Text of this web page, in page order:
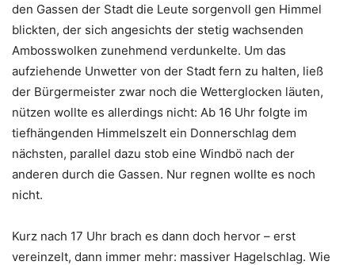
den Gassen der Stadt die Leute sorgenvoll gen Himmel
blickten, der sich angesichts der stetig wachsenden
Ambosswolken zunehmend verdunkelte. Um das
aufziehende Unwetter von der Stadt fern zu halten, ließ
der Bürgermeister zwar noch die Wetterglocken läuten,
nützen wollte es allerdings nicht: Ab 16 Uhr folgte im
tiefhängenden Himmelszelt ein Donnerschlag dem
nächsten, parallel dazu stob eine Windbö nach der
anderen durch die Gassen. Nur regnen wollte es noch
nicht.
Kurz nach 17 Uhr brach es dann doch hervor – erst
vereinzelt, dann immer mehr: massiver Hagelschlag. Wie